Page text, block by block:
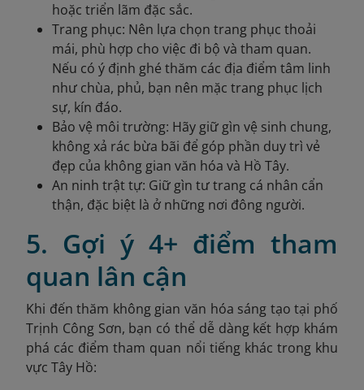
hoặc triển lãm đặc sắc.
Trang phục: Nên lựa chọn trang phục thoải
mái, phù hợp cho việc đi bộ và tham quan.
Nếu có ý định ghé thăm các địa điểm tâm linh
như chùa, phủ, bạn nên mặc trang phục lịch
sự, kín đáo.
Bảo vệ môi trường: Hãy giữ gìn vệ sinh chung,
không xả rác bừa bãi để góp phần duy trì vẻ
đẹp của không gian văn hóa và Hồ Tây.
An ninh trật tự: Giữ gìn tư trang cá nhân cẩn
thận, đặc biệt là ở những nơi đông người.
5. Gợi ý 4+ điểm tham
quan lân cận
Khi đến thăm không gian văn hóa sáng tạo tại phố
Trịnh Công Sơn, bạn có thể dễ dàng kết hợp khám
phá các điểm tham quan nổi tiếng khác trong khu
vực Tây Hồ: